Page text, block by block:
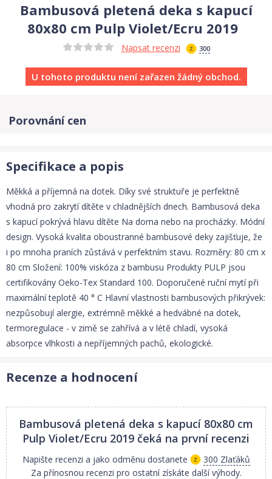
Bambusová pletená deka s kapucí
80x80 cm Pulp Violet/Ecru 2019
Napsat recenzi 300
U tohoto produktu není zařazen žádný obchod.
Porovnání cen
Specifikace a popis
Měkká a příjemná na dotek. Díky své struktuře je perfektně
vhodná pro zakrytí dítěte v chladnějších dnech. Bambusová deka
s kapucí pokrývá hlavu dítěte Na doma nebo na procházky. Módní
design. Vysoká kvalita oboustranné bambusové deky zajišťuje, že
i po mnoha praních zůstává v perfektním stavu. Rozměry: 80 cm x
80 cm Složení: 100% viskóza z bambusu Produkty PULP jsou
certifikovány Oeko-Tex Standard 100. Doporučené ruční mytí při
maximální teplotě 40 ° C Hlavní vlastnosti bambusových přikrývek:
nezpůsobují alergie, extrémně měkké a hedvábné na dotek,
termoregulace - v zimě se zahřívá a v létě chladí, vysoká
absorpce vlhkosti a nepříjemných pachů, ekologické.
Recenze a hodnocení
Bambusová pletená deka s kapucí 80x80 cm
Pulp Violet/Ecru 2019 čeká na první recenzi
Napište recenzi a jako odměnu dostanete
300 Zlaťáků
Za přínosnou recenzi pro ostatní získáte další výhody.